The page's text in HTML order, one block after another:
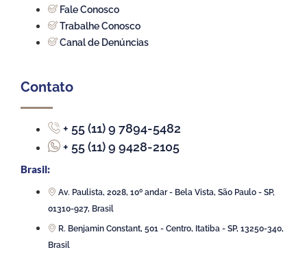
Fale Conosco
Trabalhe Conosco
Canal de Denúncias
Contato
+ 55 (11) 9 7894-5482
+ 55 (11) 9 9428-2105
Brasil:
Av. Paulista, 2028, 10º andar - Bela Vista, São Paulo - SP,
01310-927, Brasil
R. Benjamin Constant, 501 - Centro, Itatiba - SP, 13250-340,
Brasil